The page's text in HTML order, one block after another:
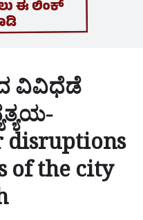
ವಿವಿಧೆಡೆ
of the city